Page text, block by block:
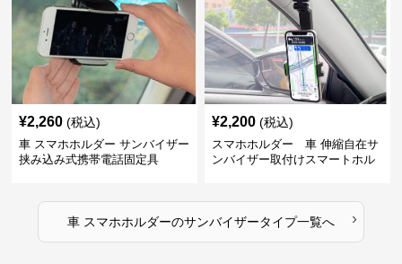
¥2,260 (税込)
車 スマホホルダー サンバイザー
挟み込み式携帯電話固定具
¥2,200 (税込)
スマホホルダー 車 伸縮自在サ
ンバイザー取付けスマートホル
車 スマホホルダーのサンバイザータイプ一覧へ ›